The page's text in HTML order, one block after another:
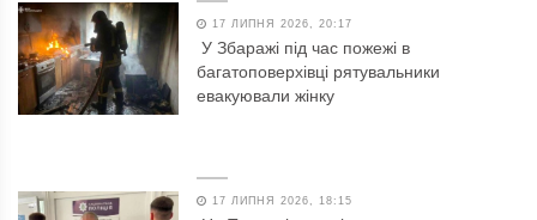
17 ЛИПНЯ 2026, 20:17
У Збаражі під час пожежі в
багатоповерхівці рятувальники
евакуювали жінку
17 ЛИПНЯ 2026, 18:15